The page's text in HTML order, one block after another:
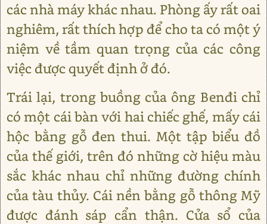
các nhà máy khác nhau. Phòng ấy rất oai
nghiêm, rất thích hợp để cho ta có một ý
niệm về tầm quan trọng của các công
việc được quyết định ở đó.
Trái lại, trong buồng của ông Benđi chỉ
có một cái bàn với hai chiếc ghế, mấy cái
hộc bằng gỗ đen thui. Một tập biểu đồ
của thế giới, trên đó những cờ hiệu màu
sắc khác nhau chỉ những đường chính
của tàu thủy. Cái nền bằng gỗ thông Mỹ
được đánh sáp cẩn thận. Cửa sổ của